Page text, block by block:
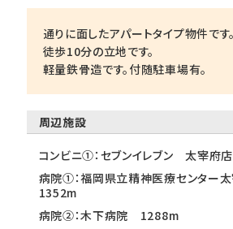
通りに面したアパートタイプ物件で
徒歩10分の立地です。
軽量鉄骨造です。付随駐車場有。
周辺施設
コンビニ①：セブンイレブン 太宰
病院①：福岡県立精神医療センター
1352m
病院②：木下病院 1288m